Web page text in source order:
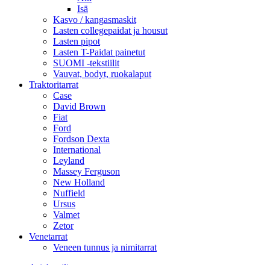
Isä
Kasvo / kangasmaskit
Lasten collegepaidat ja housut
Lasten pipot
Lasten T-Paidat painetut
SUOMI -tekstiilit
Vauvat, bodyt, ruokalaput
Traktoritarrat
Case
David Brown
Fiat
Ford
Fordson Dexta
International
Leyland
Massey Ferguson
New Holland
Nuffield
Ursus
Valmet
Zetor
Venetarrat
Veneen tunnus ja nimitarrat